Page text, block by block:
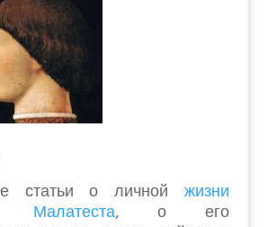
статьи о личнойжизни
Малатеста, о его